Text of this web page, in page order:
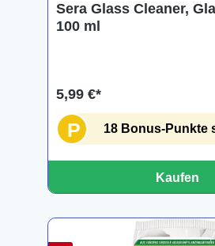
Sera Glass Cleaner,
100 ml
5,99 €*
P 18 Bonus-Punkte
Kaufen